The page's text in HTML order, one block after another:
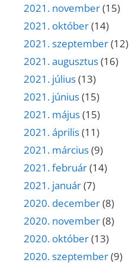
2021. november(15)
2021. október(14)
2021. szeptember(12)
2021. augusztus(16)
2021. július(13)
2021. június(15)
2021. május(15)
2021. április(11)
2021. március(9)
2021. február(14)
2021. január(7)
2020. december(8)
2020. november(8)
2020. október(13)
2020. szeptember(9)